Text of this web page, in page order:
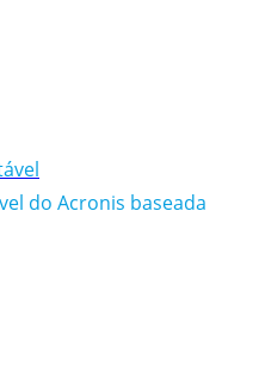
do Acronis baseada